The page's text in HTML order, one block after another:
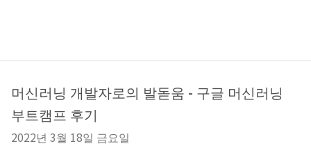
머신러닝 개발자로의 발돋움 - 구글 머신러닝
부트캠프 후기
2022년 3월 18일 금요일